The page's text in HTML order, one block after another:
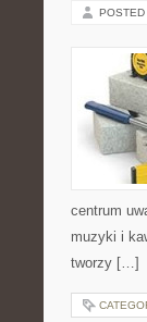
POSTED
centrum
muzyki i
tworzy […]